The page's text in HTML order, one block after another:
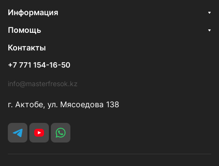
Информация
Помощь
Контакты
+7 771 154-16-50
info@masterfresok.kz
г. Актобе, ул. Мясоедова 138